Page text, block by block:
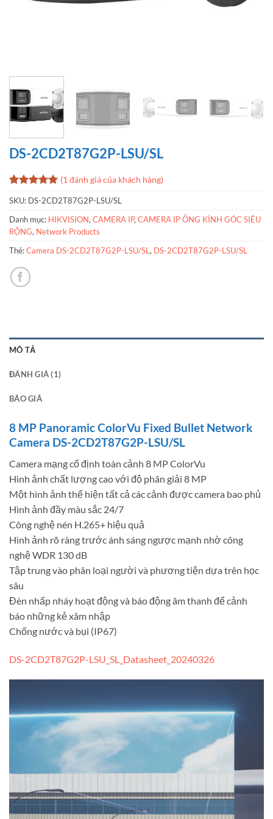
DS-2CD2T87G2P-LSU/SL
5trên 5
dựa trên
1
đánh giá
(1 đánh giá của khách hàng)
SKU: DS-2CD2T87G2P-LSU/SL
Danh mục: HIKVISION, CAMERA IP, CAMERA IP ỐNG KÍNH GÓC SIÊU
RỘNG, Network Products
Thẻ:Camera DS-2CD2T87G2P-LSU/SL , DS-2CD2T87G2P-LSU/SL
MÔ TẢ
ĐÁNH GIÁ (1)
BÁO GIÁ
8 MP Panoramic ColorVu Fixed Bullet Network
Camera DS-2CD2T87G2P-LSU/SL
Camera mạng cố định toàn cảnh 8 MP ColorVu
Hình ảnh chất lượng cao với độ phân giải 8 MP
Một hình ảnh thể hiện tất cả các cảnh được camera bao phủ
Hình ảnh đầy màu sắc 24/7
Công nghệ nén H.265+ hiệu quả
Hình ảnh rõ ràng trước ánh sáng ngược mạnh nhờ công
nghệ WDR 130 dB
Tập trung vào phân loại người và phương tiện dựa trên học
sâu
Đèn nhấp nháy hoạt động và báo động âm thanh để cảnh
báo những kẻ xâm nhập
Chống nước và bụi (IP67)
DS-2CD2T87G2P-LSU_SL_Datasheet_20240326